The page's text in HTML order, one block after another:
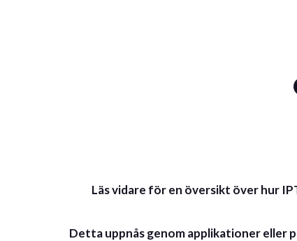
Läs vidare för en översikt över hur
Detta uppnås genom applikationer eller